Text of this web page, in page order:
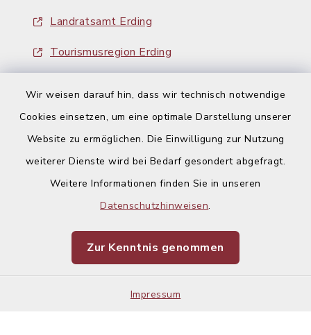
Wir weisen darauf hin, dass wir technisch notwendige
Cookies einsetzen, um eine optimale Darstellung unserer
Website zu ermöglichen. Die Einwilligung zur Nutzung
weiterer Dienste wird bei Bedarf gesondert abgefragt.
Weitere Informationen finden Sie in unseren
Datenschutzhinweisen.
Zur Kenntnis genommen
Impressum
Landratsamt Erding
Tourismusregion Erding
Kontakt
Datenschutz
Impressum